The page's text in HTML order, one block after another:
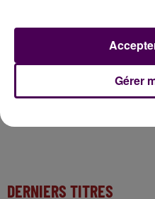
7 août 2026
Gagnez
DERNIERS TITRES
Gérer